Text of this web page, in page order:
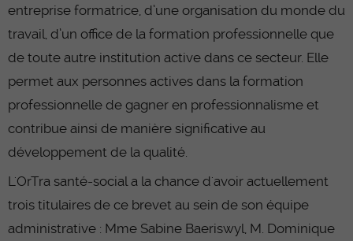
entreprise formatrice, d’une organisation du monde du
travail, d’un office de la formation professionnelle que
de toute autre institution active dans ce secteur. Elle
permet aux personnes actives dans la formation
professionnelle de gagner en professionnalisme et
contribue ainsi de manière significative au
développement de la qualité.
L'OrTra santé-social a la chance d'avoir actuellement
trois titulaires de ce brevet au sein de son équipe
administrative : Mme Sabine Baeriswyl, M. Dominique